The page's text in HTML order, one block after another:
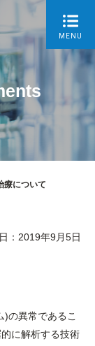
MENU
療について
：2019年9月5日
の異常であるこ
に解析する技術